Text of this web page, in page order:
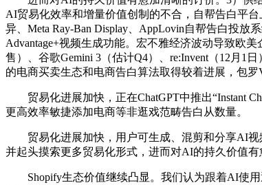
AI贸易化效率和增量价值创制的不合，自帮告白平台
异、Meta Ray-Ban Display、AppLovin自帮告白投
Advantage+视频生成功能。宏不雅经济波动导致欧
售）、谷歌Gemini 3（估计Q4）、re:Invent（12月1
的电商买卖生态和电商告白算法取得较着进展，包罗
贸易化进展加快，正在ChatGPT中推出“Instant
更高效率敏捷添加电商等非逛戏范畴告白从数量。
贸易化进展加快，用户可生成、混剪和分享AI视
并起头摸索更多贸易化形式，进而对AI的持久价值有
Shopify生态价值继续凸显。我们认为跟着AI使用